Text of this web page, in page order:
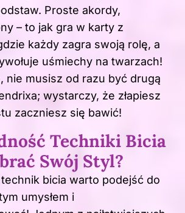
Proste akordy,
– to jak gra w karty z
każdy zagra swoją rolę, a
uśmiechy na twarzach!
nie musisz od razu być drugą
wystarczy, że złapiesz
zaczniesz się bawić!
Techniki Bicia
Swój Styl?
bicia warto podejść do
umysłem i